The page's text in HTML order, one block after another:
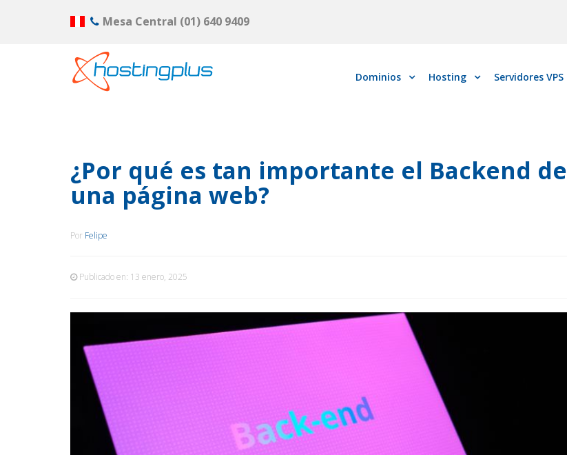
Mesa Central (01) 640 9409
Dominios Hosting Servidores VPS
¿Por qué es tan importante el Backend de
una página web?
Por Felipe
Publicado en: 13 enero, 2025